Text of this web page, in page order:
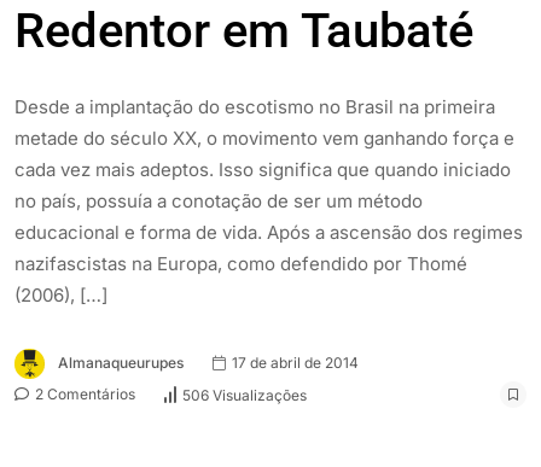
Redentor em Taubaté
Desde a implantação do escotismo no Brasil na primeira
metade do século XX, o movimento vem ganhando força e
cada vez mais adeptos. Isso significa que quando iniciado
no país, possuía a conotação de ser um método
educacional e forma de vida. Após a ascensão dos regimes
nazifascistas na Europa, como defendido por Thomé
(2006), […]
Almanaqueurupes
17 de abril de 2014
2 Comentários
506 Visualizações